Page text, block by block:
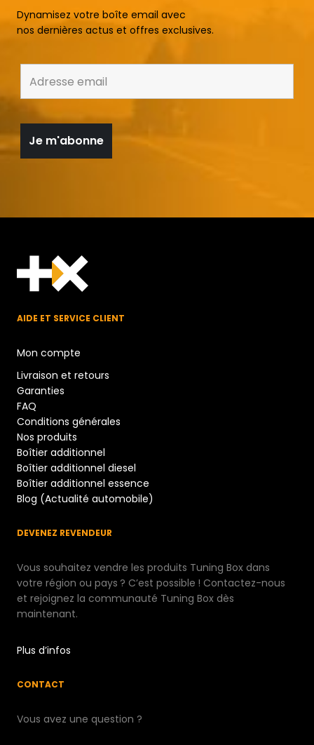
Dynamisez votre boîte email avec
nos dernières actus et offres exclusives.
AIDE ET SERVICE CLIENT
Mon compte
Livraison et retours
Garanties
FAQ
Conditions générales
Nos produits
Boîtier additionnel
Boîtier additionnel diesel
Boîtier additionnel essence
Blog (Actualité automobile)
DEVENEZ REVENDEUR
Vous souhaitez vendre les produits Tuning Box dans
votre région ou pays ? C’est possible ! Contactez-nous
et rejoignez la communauté Tuning Box dès
maintenant.
Plus d’infos
CONTACT
Vous avez une question ?